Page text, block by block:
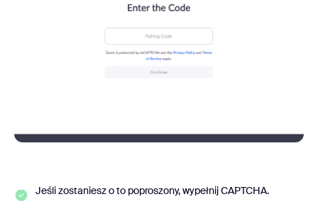
Jeśli zostaniesz o to poproszony, wypełnij CAPTCHA.